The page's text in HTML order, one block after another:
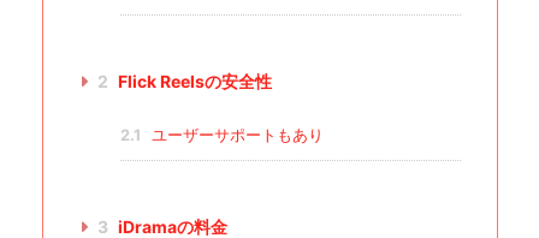
2 Flick Reelsの安全性
2.1 ユーザーサポートもあり
3 iDramaの料金